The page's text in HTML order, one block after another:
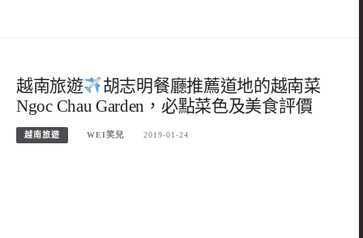
越南旅遊
胡志明餐廳推薦道地的越南菜
Ngoc Chau Garden，必點菜色及美食評價
越南旅遊 WEI笑兒 2019-01-24